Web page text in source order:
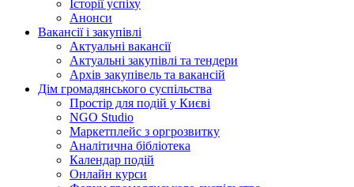
Історії успіху
Анонси
Вакансії і закупівлі
Актуальні вакансії
Актуальні закупівлі та тендери
Архів закупівель та вакансій
Дім громадянського суспільства
Простір для подій у Києві
NGO Studio
Маркетплейс з оргрозвитку
Аналітична бібліотека
Календар подій
Онлайн курси